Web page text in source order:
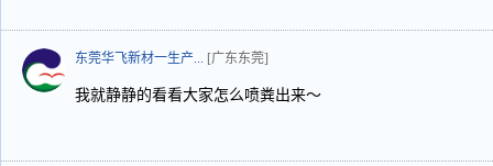
东莞华飞新材一生产... [广东东莞]
我就静静的看看大家怎么喷粪出来～